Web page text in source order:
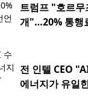
트럼프 "호르무
개"…20% 통행
전 인텔 CEO
에너지가 유일